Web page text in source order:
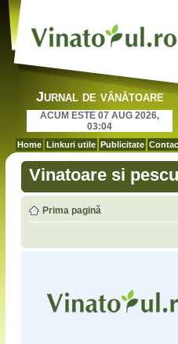
Jurnal de vânătoare
ACUM ESTE 07 AUG 2026,
03:04
Home Linkuri utile Publicitate
Vinatoare si
Prima pagină